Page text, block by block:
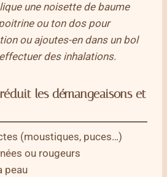
une noisette de baume
ou ton dos pour
ou ajoutes-en dans un bol
des inhalations.
les démangeaisons et
(moustiques, puces…)
ou rougeurs
peau